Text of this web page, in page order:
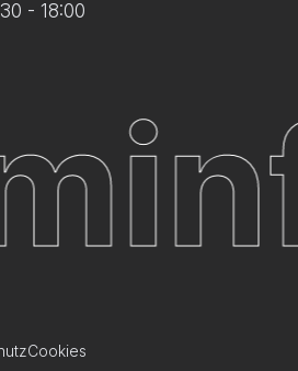
- 18:00
Cookies